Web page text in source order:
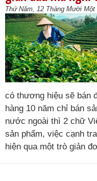
Thứ Năm, 12 Tháng Mười Một
có thương hiệu sẽ bán
hàng 10 năm chỉ bán
nước ngoài thì 2 chữ
sản phẩm, việc cạnh
hiện qua một trò giản